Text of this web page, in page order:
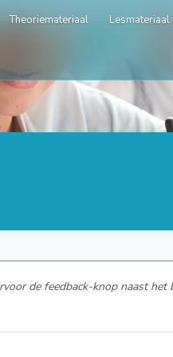
Theoriemateriaal Lesmateriaal
de feedback-knop naast